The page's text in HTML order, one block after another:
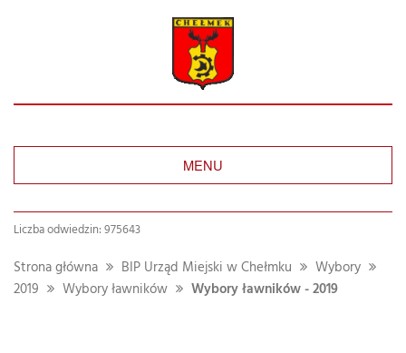
MENU
Liczba odwiedzin: 975643
Strona główna BIP Urząd Miejski w Chełmku
Wybory
2019
Wybory ławników Wybory ławników - 2019